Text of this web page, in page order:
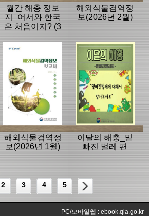
월간 해충 정보
지_어서와 한국
은 처음이지? (3
해외식물검역정
보(2026년 2월)
해외식물검역정
보(2026년 1월)
이달의 해충_밑
빠진 벌레 편
2 3 4 5
PC/모바일웹 : ebook.qia.go.kr